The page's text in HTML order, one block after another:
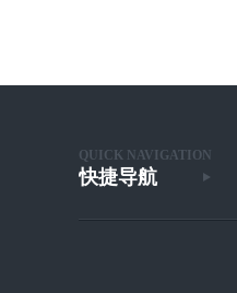
QUICK NAVIGATION
快捷导航